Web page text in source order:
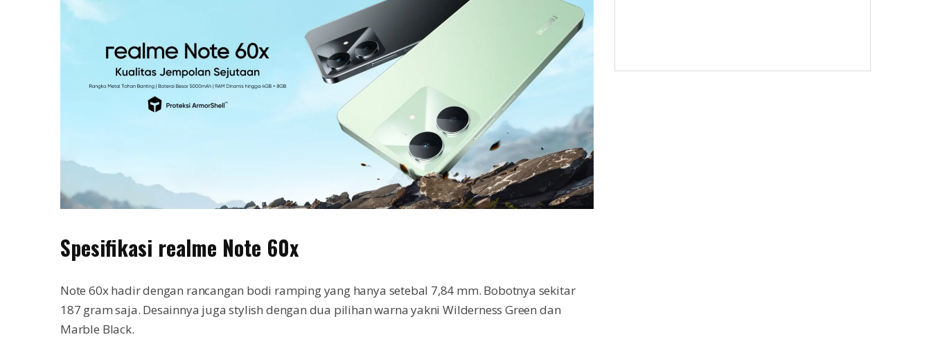
Spesifikasi realme Note 60x
Note 60x hadir dengan rancangan bodi ramping yang hanya setebal 7,84 mm. Bobotnya sekitar
187 gram saja. Desainnya juga stylish dengan dua pilihan warna yakni Wilderness Green dan
Marble Black.